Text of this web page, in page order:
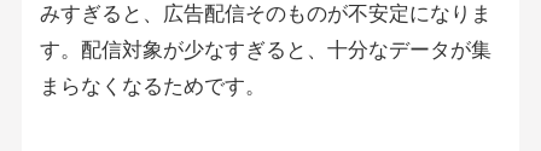
みすぎると、広告配信そのものが不安定になりま
す。配信対象が少なすぎると、十分なデータが集
まらなくなるためです。